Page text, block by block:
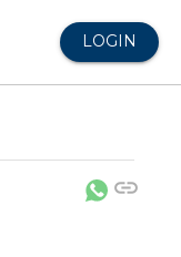
LOGIN
link